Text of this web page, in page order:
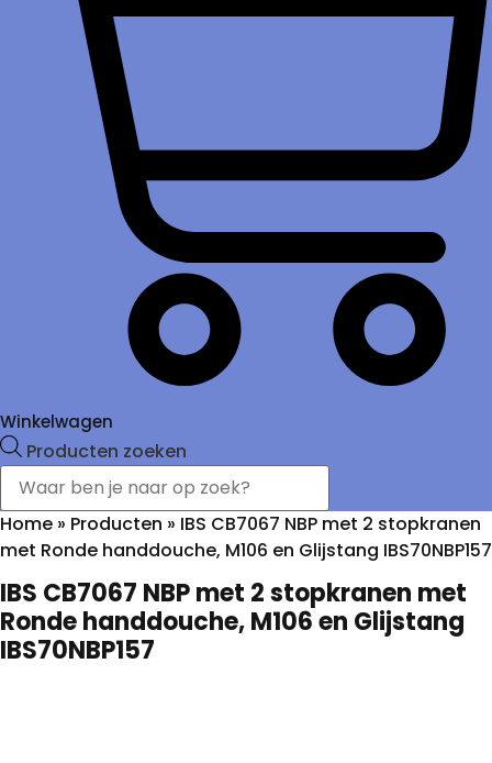
Winkelwagen
Producten zoeken
Home » Producten » IBS CB7067 NBP met 2 stopkranen
met Ronde handdouche, M106 en Glijstang IBS70NBP157
IBS CB7067 NBP met 2 stopkranen met
Ronde handdouche, M106 en Glijstang
IBS70NBP157